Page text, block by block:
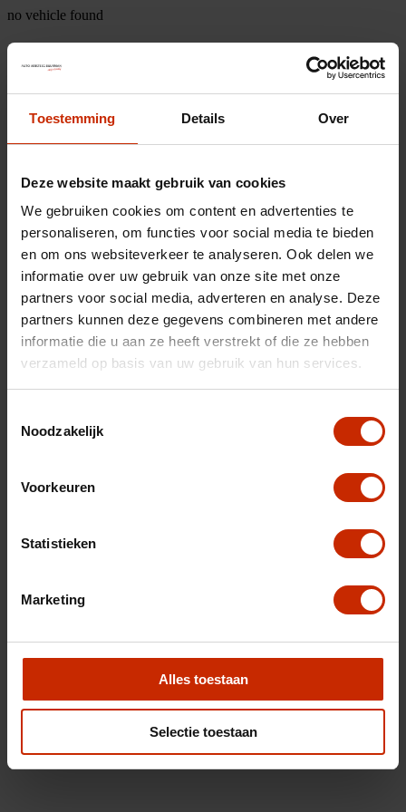
Toestemming Details Over
Deze website maakt gebruik van cookies
We gebruiken cookies om content en advertenties te
personaliseren, om functies voor social media te bieden
en om ons websiteverkeer te analyseren. Ook delen we
informatie over uw gebruik van onze site met onze
partners voor social media, adverteren en analyse. Deze
partners kunnen deze gegevens combineren met andere
informatie die u aan ze heeft verstrekt of die ze hebben
verzameld op basis van uw gebruik van hun services.
Noodzakelijk
Voorkeuren
Statistieken
Marketing
Alles toestaan
Selectie toestaan
no vehicle found